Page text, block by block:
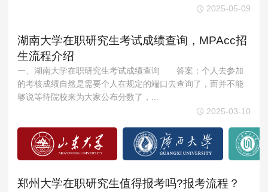
2025-05-09
湖南大学在职研究生考试成绩查询，MPAcc招
生流程介绍
一、湖南大学在职研究生考试成绩查询 答案：个人去参加
的考核成绩自然是需要个人在规定的端口去查询了，而并不能
够说等待院校来为大家公布分数了，...
2025-03-10
郑州大学在职研究生值得报考吗?报考流程？